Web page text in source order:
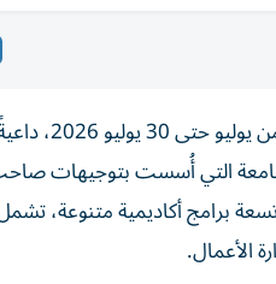
أعلنت جامعة كلباء فتح باب التسجيل والقبول للعام
الجامعة التي أُسست بتوجيهات
برامج أكاديمية متنوعة،
الأعمال.